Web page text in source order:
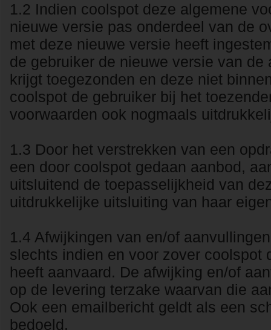
1.2 Indien coolspot deze algemene
nieuwe versie pas onderdeel van de
met deze nieuwe versie heeft
de gebruiker de nieuwe versie van
krijgt toegezonden en deze niet
coolspot de gebruiker bij het
voorwaarden ook nogmaals
1.3 Door het verstrekken van een
een door coolspot gedaan aanbod,
uitsluitend de toepasselijkheid van
uitdrukkelijke uitsluiting van haar
1.4 Afwijkingen van en/of
slechts indien en voor zover coolspot
heeft aanvaard. De afwijking en/of
op de levering terzake waarvan die
Ook een emailbericht geldt als een
bedoeld.